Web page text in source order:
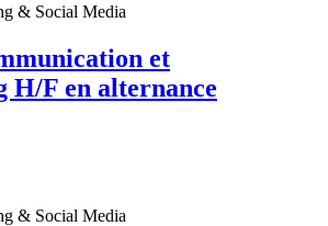
& Social Media
et
H/F en alternance
& Social Media